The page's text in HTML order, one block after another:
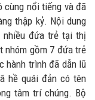
cùng nổi tiếng và đã
thập kỷ. Nội dung
nhiều đứa trẻ tại thị
nhóm gồm 7 đứa trẻ
hành trình đã dẫn lũ
hề quái đản có tên
tâm trí chúng. Bộ